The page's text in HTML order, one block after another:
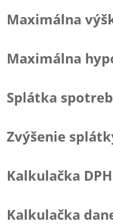
Maximálna
Maximálna
Splátka
Zvýšenie
Kalkulačka DPH
Kalkulačka